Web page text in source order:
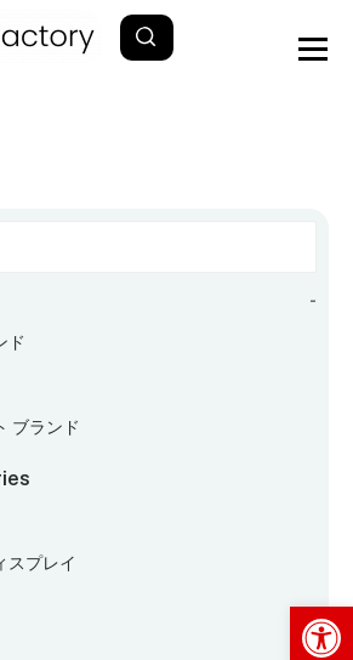
-
ド
ブランド
スプレイ